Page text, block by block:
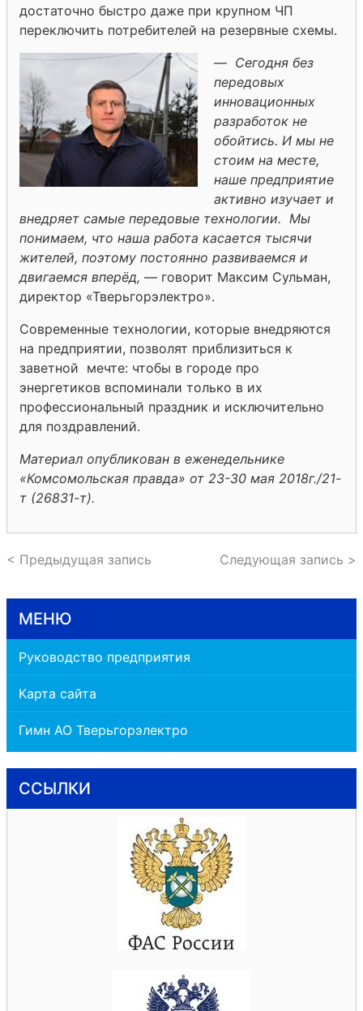
достаточно быстро даже при крупном ЧП
переключить потребителей на резервные схемы.
— Сегодня без
передовых
инновационных
разработок не
обойтись. И мы не
стоим на месте,
наше предприятие
активно изучает и
внедряет самые передовые технологии. Мы
понимаем, что наша работа касается тысячи
жителей, поэтому постоянно развиваемся и
двигаемся вперёд, — говорит Максим Сульман,
директор «Тверьгорэлектро».
Современные технологии, которые внедряются
на предприятии, позволят приблизиться к
заветной мечте: чтобы в городе про
энергетиков вспоминали только в их
профессиональный праздник и исключительно
для поздравлений.
Материал опубликован в еженедельнике
«Комсомольская правда» от 23-30 мая 2018г./21-
т (26831-т).
< Предыдущая запись Следующая запись >
МЕНЮ
Руководство предприятия
Карта сайта
Гимн АО Тверьгорэлектро
ССЫЛКИ